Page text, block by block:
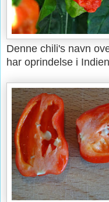
Denne chili's navn
har oprindelse i